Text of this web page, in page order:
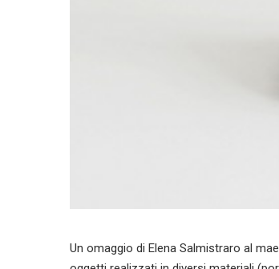
Un omaggio di Elena Salmistraro al